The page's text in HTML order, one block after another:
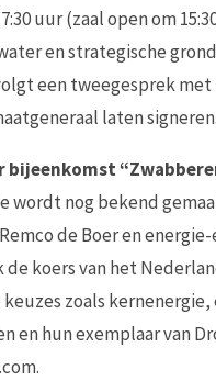
uur (zaal open om
en strategische
een tweegesprek
laten
bijeenkomst
nog bekend
de Boer en
koers van het
zoals
en hun exemplaar van